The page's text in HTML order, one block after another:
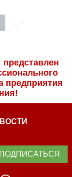
предприятия
ПОДПИСАТЬСЯ